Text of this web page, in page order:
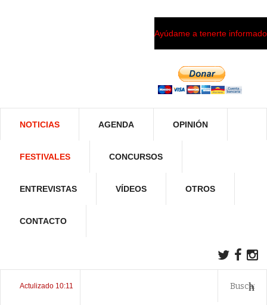
Ayúdame a tenerte informado
NOTICIAS AGENDA OPINIÓN
FESTIVALES CONCURSOS
ENTREVISTAS VÍDEOS OTROS
CONTACTO
Actulizado 10:11